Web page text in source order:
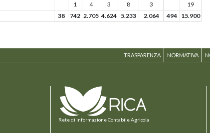
1 4 3 8 3
19
38 742 2.705 4.624 5.233 2.064 494 15.900
TRASPARENZA NORMATIVA
Rete di informazione Contabile Agricola